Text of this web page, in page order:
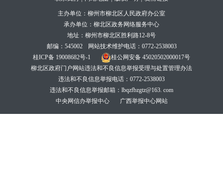
主办单位：柳州市柳北区人民政府办公室
承办单位：柳北区政务网络服务中心
地址：柳州市柳北区胜利路12-8号
邮编：545002
网站技术维护电话：0772-2538003
桂ICP备 19008682号-1
桂公网安备 45020502000017号
柳北区政府门户网站违法和不良信息举报受理与处置管理办法
违法和不良信息举报电话：0772-2538003
违法和不良信息举报邮箱：lbqzfbzgtz@163. com
中央网信办举报中心
广西举报中心网站